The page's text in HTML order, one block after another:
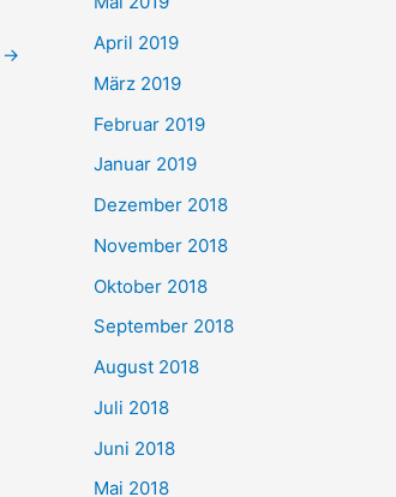
→
April 2019
März 2019
Februar 2019
Januar 2019
Dezember 2018
November 2018
Oktober 2018
September 2018
August 2018
Juli 2018
Juni 2018
Mai 2018